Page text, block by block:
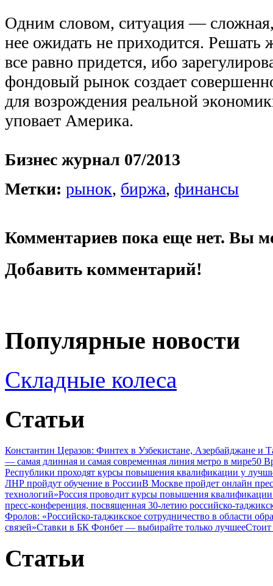
Одним словом, ситуация — сложная,
нее ожидать не приходится. Решать
все равно придется, ибо
фондовый рынок создает
для возрождения реальной
уповает Америка.
Бизнес журнал 07/2013
Метки: рынок, биржа, финансы
Комментариев пока еще нет. Вы
Добавить комментарий!
Популярные новости
Складные колеса
Статьи
Константин Церазов: Финтех в Узбекистане, Азербайджане
— самая длинная и самая современная линия метро в мире50
Республики проходят курсы повышения квалификации у
ЛНР пройдут обучение в РоссииВ Москве пройдет онлайн
технологий»Россия проводит курсы повышения квалификации
пресс-конференция, посвященная 30-летию российско-
Фролов: «Российско-таджикское сотрудничество в области
связей»Ставки в БК Фонбет — выбирайте только лучшееСтоит
Статьи